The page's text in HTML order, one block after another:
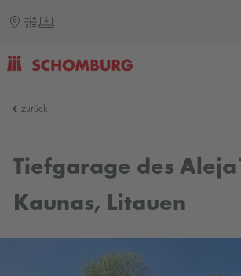
zurück
Tiefgarage des
Kaunas, Litauen